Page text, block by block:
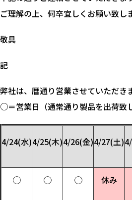
ご理解の上、何卒宜しくお願い致し
敬具
記
弊社は、暦通り営業させていただきま
○＝営業日（通常通り製品を出荷致し
4/24(水)4/25(木)4/26(金)4/27(土)
◯ ◯ ◯ 休み